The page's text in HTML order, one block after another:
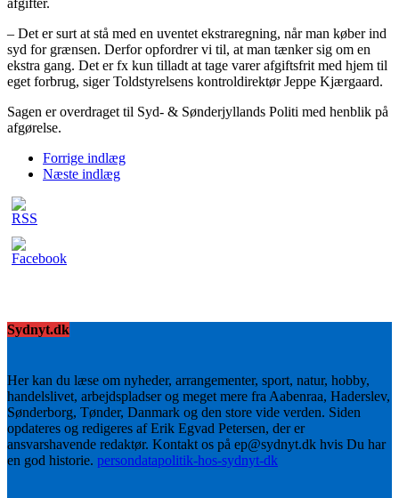
– Det er surt at stå med en uventet ekstraregning, når man køber ind
syd for grænsen. Derfor opfordrer vi til, at man tænker sig om en
ekstra gang. Det er fx kun tilladt at tage varer afgiftsfrit med hjem til
eget forbrug, siger Toldstyrelsens kontroldirektør Jeppe Kjærgaard.
Sagen er overdraget til Syd- & Sønderjyllands Politi med henblik på
afgørelse.
Forrige indlæg
Næste indlæg
Sydnyt.dk
Her kan du læse om nyheder, arrangementer, sport, natur, hobby,
handelslivet, arbejdspladser og meget mere fra Aabenraa, Haderslev,
Sønderborg, Tønder, Danmark og den store vide verden. Siden
opdateres og redigeres af Erik Egvad Petersen, der er
ansvarshavende redaktør. Kontakt os på ep@sydnyt.dk hvis Du har
en god historie. persondatapolitik-hos-sydnyt-dk